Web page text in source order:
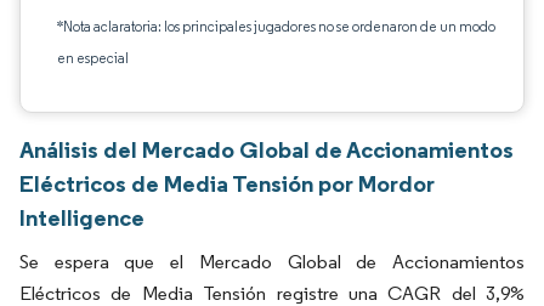
*Nota aclaratoria: los principales jugadores no se ordenaron de un modo
en especial
Análisis del Mercado Global de Accionamientos
Eléctricos de Media Tensión por Mordor
Intelligence
Se espera que el Mercado Global de Accionamientos
Eléctricos de Media Tensión registre una CAGR del 3,9%